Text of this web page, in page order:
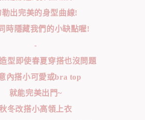
勒出完美的身型曲線!
時隱藏我們的小缺點喔!
-
型即使春夏穿搭也沒問題
內搭小可愛或bra top
就能完美出門~
冬改搭小高領上衣